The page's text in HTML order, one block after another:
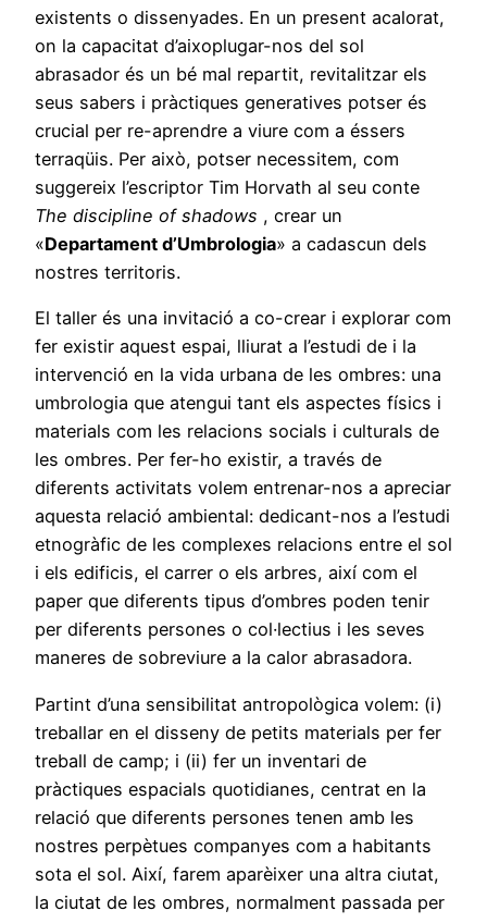
existents o dissenyades. En un present acalorat,
on la capacitat d’aixoplugar-nos del sol
abrasador és un bé mal repartit, revitalitzar els
seus sabers i pràctiques generatives potser és
crucial per re-aprendre a viure com a éssers
terraqüis. Per això, potser necessitem, com
suggereix l’escriptor Tim Horvath al seu conte
The discipline of shadows , crear un
«Departament d’Umbrologia» a cadascun dels
nostres territoris.
El taller és una invitació a co-crear i explorar com
fer existir aquest espai, lliurat a l’estudi de i la
intervenció en la vida urbana de les ombres: una
umbrologia que atengui tant els aspectes físics i
materials com les relacions socials i culturals de
les ombres. Per fer-ho existir, a través de
diferents activitats volem entrenar-nos a apreciar
aquesta relació ambiental: dedicant-nos a l’estudi
etnogràfic de les complexes relacions entre el sol
i els edificis, el carrer o els arbres, així com el
paper que diferents tipus d’ombres poden tenir
per diferents persones o col·lectius i les seves
maneres de sobreviure a la calor abrasadora.
Partint d’una sensibilitat antropològica volem: (i)
treballar en el disseny de petits materials per fer
treball de camp; i (ii) fer un inventari de
pràctiques espacials quotidianes, centrat en la
relació que diferents persones tenen amb les
nostres perpètues companyes com a habitants
sota el sol. Així, farem aparèixer una altra ciutat,
la ciutat de les ombres, normalment passada per